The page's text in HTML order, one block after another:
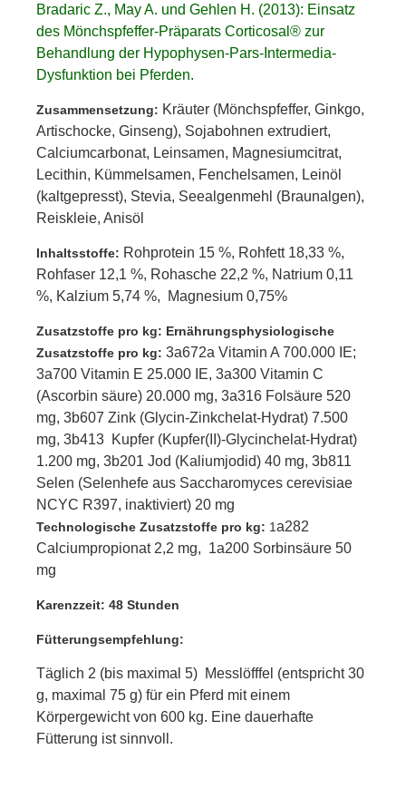
Bradaric Z., May A. und Gehlen H. (2013): Einsatz
des Mönchspfeffer-Präparats Corticosal® zur
Behandlung der Hypophysen-Pars-Intermedia-
Dysfunktion bei Pferden.
Zusammensetzung: Kräuter (Mönchspfeffer, Ginkgo,
Artischocke, Ginseng), Sojabohnen extrudiert,
Calciumcarbonat, Leinsamen, Magnesiumcitrat,
Lecithin, Kümmelsamen, Fenchelsamen, Leinöl
(kaltgepresst), Stevia, Seealgenmehl (Braunalgen),
Reiskleie, Anisöl
Inhaltsstoffe: Rohprotein 15 %, Rohfett 18,33 %,
Rohfaser 12,1 %, Rohasche 22,2 %, Natrium 0,11
%, Kalzium 5,74 %, Magnesium 0,75%
Zusatzstoffe pro kg: Ernährungsphysiologische
Zusatzstoffe pro kg: 3a672a Vitamin A 700.000 IE;
3a700 Vitamin E 25.000 IE, 3a300 Vitamin C
(Ascorbin säure) 20.000 mg, 3a316 Folsäure 520
mg, 3b607 Zink (Glycin-Zinkchelat-Hydrat) 7.500
mg, 3b413 Kupfer (Kupfer(II)-Glycinchelat-Hydrat)
1.200 mg, 3b201 Jod (Kaliumjodid) 40 mg, 3b811
Selen (Selenhefe aus Saccharomyces cerevisiae
NCYC R397, inaktiviert) 20 mg
Technologische Zusatzstoffe pro kg: 1a282
Calciumpropionat 2,2 mg, 1a200 Sorbinsäure 50
mg
Karenzzeit: 48 Stunden
Fütterungsempfehlung:
Täglich 2 (bis maximal 5) Messlöfffel (entspricht 30
g, maximal 75 g) für ein Pferd mit einem
Körpergewicht von 600 kg. Eine dauerhafte
Fütterung ist sinnvoll.